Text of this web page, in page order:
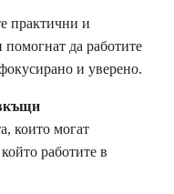
практични и
да работите
и уверено.
които могат
работите в